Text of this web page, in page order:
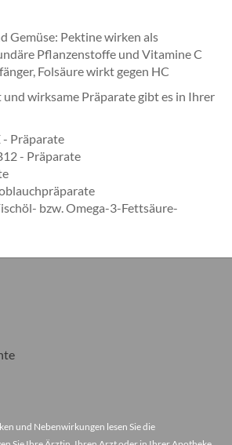
Gemüse: Pektine wirken als
Pflanzenstoffe und Vitamine C
Folsäure wirkt gegen HC
und wirksame Präparate gibt es in Ihrer
- Präparate
- Präparate
bzw. Omega-3-Fettsäure-
und Nebenwirkungen lesen Sie die